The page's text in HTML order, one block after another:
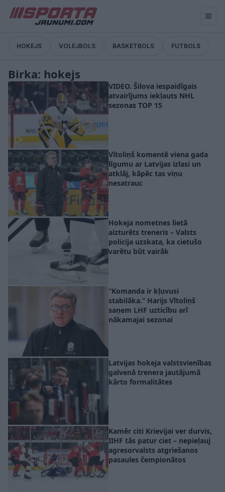
HOKEJS VOLEJBOLS BASKETBOLS FUTBOLS
Birka: hokejs
VIDEO. Šilova iespaidīgais
atvairījums iekļauts NHL
sezonas TOP 15
Vītoliņš komentē viena gada
līgumu ar Latvijas izlasi un
atklāj, kāpēc tas viņu
nesatrauc
Hokeja nometnes lietā
aizturēts treneris – Valsts
policija uzskata, ka cietušo
varētu būt vairāk
“Komanda ir kļuvusi
stabilāka.” Harijs Vītoliņš
saņem LHF uzticību arī
nākamajai sezonai
Latvijas hokeja valstsvienības
galvenā trenera jautājumā
kārto formalitātes
Kamēr citi Krievijai ver durvis,
IIHF tās patur ciet – nepieļauj
agresorvalsts atgriešanos
pasaules čempionātos